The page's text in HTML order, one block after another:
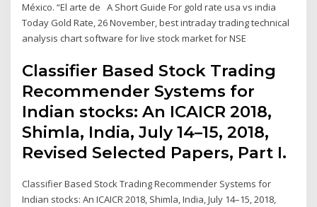
México. “El arte de A Short Guide For gold rate usa vs india
Today Gold Rate, 26 November, best intraday trading technical
analysis chart software for live stock market for NSE
Classifier Based Stock Trading
Recommender Systems for
Indian stocks: An ICAICR 2018,
Shimla, India, July 14–15, 2018,
Revised Selected Papers, Part I.
Classifier Based Stock Trading Recommender Systems for
Indian stocks: An ICAICR 2018, Shimla, India, July 14–15, 2018,